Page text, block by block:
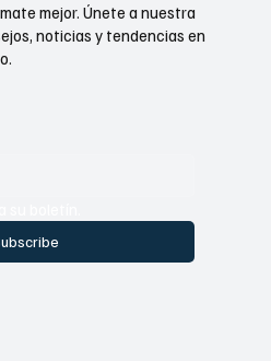
mejor. Únete a nuestra
noticias y tendencias en